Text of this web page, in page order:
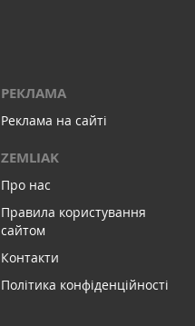
РЕКЛАМА
Реклама на сайті
ZEMLIAK
Про нас
Правила користування
сайтом
Контакти
Політика конфіденційності